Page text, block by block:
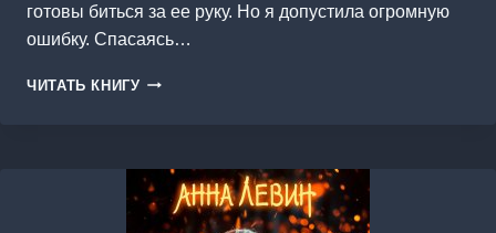
готовы биться за ее руку. Но я допустила огромную
ошибку. Спасаясь…
ЧИТАТЬ КНИГУ МОЛОДАЯ
ГОРЫ